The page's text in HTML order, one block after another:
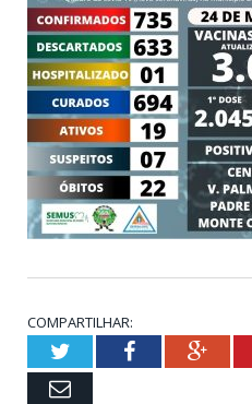
COMPARTILHAR:
TwitterFacebook
Email